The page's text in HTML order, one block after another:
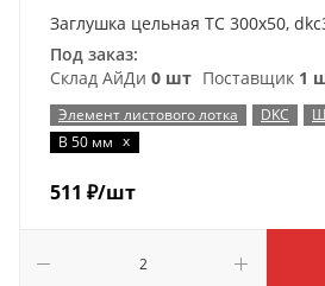
Заглушка цельная ТС 300х50,
Под заказ:
Склад АйДи 0 шт Поставщик 1
Элемент листового лотка DKC
В 50 мм x
511 ₽/шт